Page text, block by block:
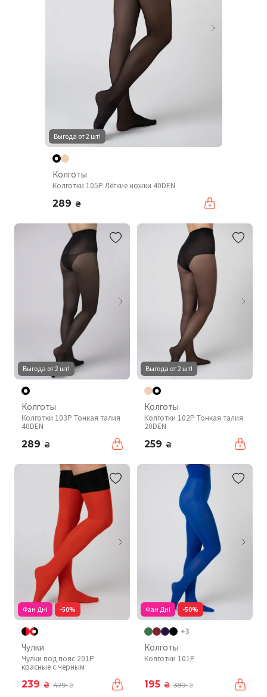
Выгода от 2 шт!
Колготы
Колготки 105P Лёгкие ножки 40DEN
289 ₴
Выгода от 2 шт!
Колготы
Колготки 103P Тонкая талия
40DEN
289 ₴
Выгода от 2 шт!
Колготы
Колготки 102P Тонкая талия
20DEN
259 ₴
Фан Дні -50%
Чулки
Чулки под пояс 201P
красные с черным
239 ₴ 479₴
Фан Дні -50%
+3
Колготы
Колготки 101P
195 ₴ 389₴